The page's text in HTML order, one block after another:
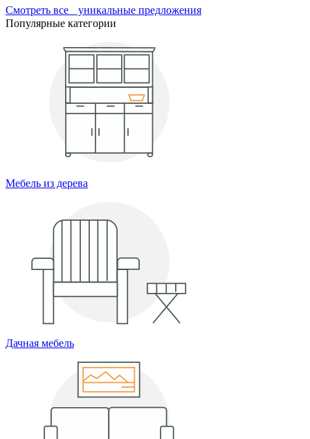
Смотреть все уникальные предложения
Популярные категории
Мебель из дерева
Дачная мебель